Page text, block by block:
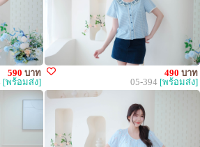
590 บาท
[พร้อมส่ง]
490 บาท
05-394 [พร้อมส่ง]